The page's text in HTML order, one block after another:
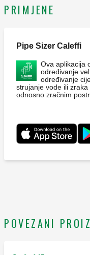
PRIMJENE
Pipe Sizer Caleffi
Ova aplikacija
određivanje
određivanje
strujanje vode ili zraka
odnosno zračnim
POVEZANI